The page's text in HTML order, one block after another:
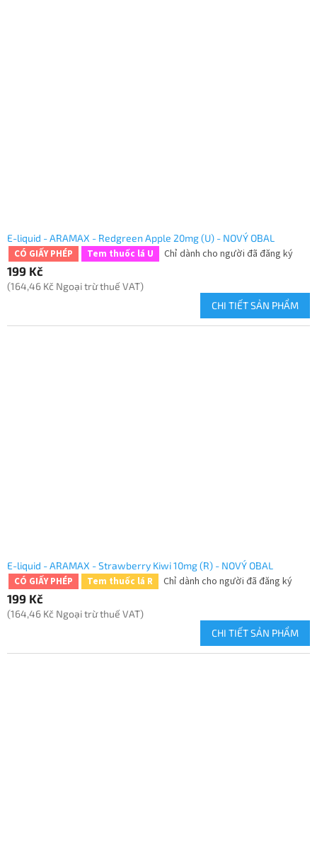
E-liquid - ARAMAX - Redgreen Apple 20mg (U) - NOVÝ OBAL
CÓ GIẤY PHÉP Tem thuốc lá U
Chỉ dành cho người đã đăng ký
199 Kč
(164,46 Kč Ngoại trừ thuế VAT)
CHI TIẾT SẢN PHẨM
E-liquid - ARAMAX - Strawberry Kiwi 10mg (R) - NOVÝ OBAL
CÓ GIẤY PHÉP Tem thuốc lá R
Chỉ dành cho người đã đăng ký
199 Kč
(164,46 Kč Ngoại trừ thuế VAT)
CHI TIẾT SẢN PHẨM